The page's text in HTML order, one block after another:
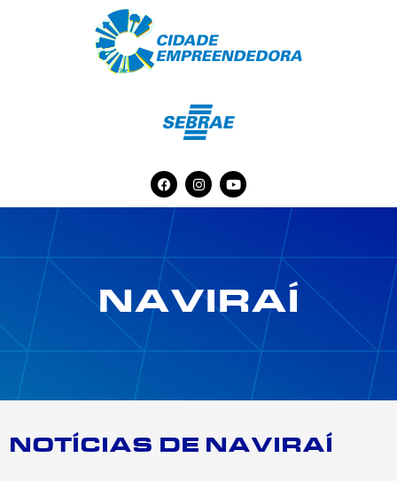
NAVIRAÍ
NOTÍCIAS DE NAVIRAÍ